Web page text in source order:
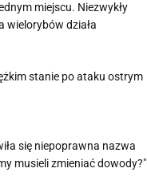
miejscu. Niezwykły
wielorybów działa
stanie po ataku ostrym
się niepoprawna nazwa
musieli zmieniać dowody?"